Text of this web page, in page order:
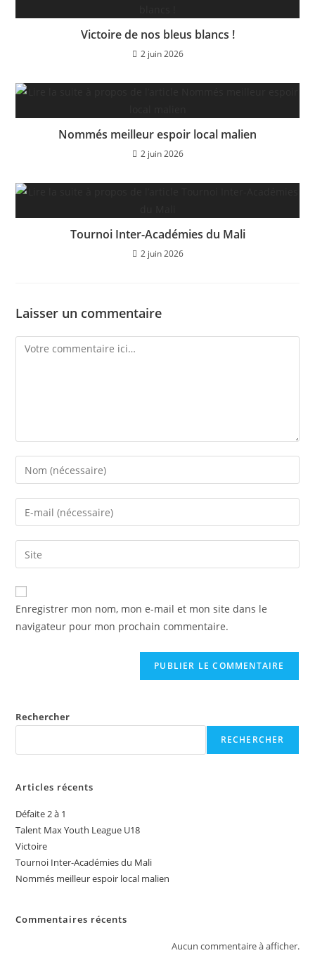
Victoire de nos bleus blancs !
2 juin 2026
Nommés meilleur espoir local malien
2 juin 2026
Tournoi Inter-Académies du Mali
2 juin 2026
Laisser un commentaire
Enregistrer mon nom, mon e-mail et mon site dans le
navigateur pour mon prochain commentaire.
Rechercher
RECHERCHER
Articles récents
Défaite 2 à 1
Talent Max Youth League U18
Victoire
Tournoi Inter-Académies du Mali
Nommés meilleur espoir local malien
Commentaires récents
Aucun commentaire à afficher.